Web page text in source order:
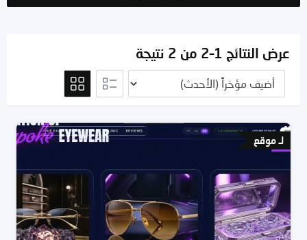
عرض النتائج 1–2 من 2 نتيجة
لـ موقع